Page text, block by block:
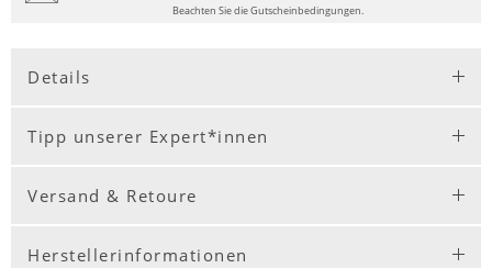
Beachten Sie die Gutscheinbedingungen.
Details
Tipp unserer Expert*innen
Versand & Retoure
Herstellerinformationen